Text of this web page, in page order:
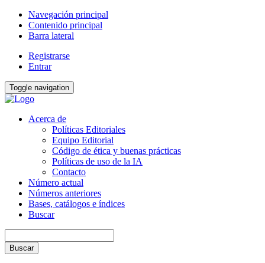
Navegación principal
Contenido principal
Barra lateral
Registrarse
Entrar
Toggle navigation
Acerca de
Políticas Editoriales
Equipo Editorial
Código de ética y buenas prácticas
Políticas de uso de la IA
Contacto
Número actual
Números anteriores
Bases, catálogos e índices
Buscar
Buscar